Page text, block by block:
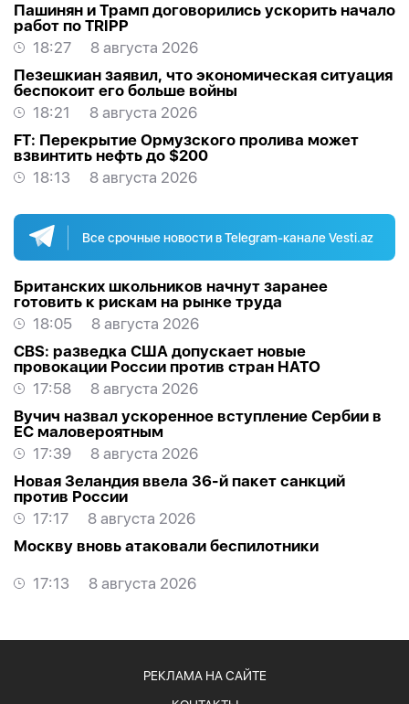
Пашинян и Трамп договорились ускорить начало
работ по TRIPP
18:27
8 августа 2026
Пезешкиан заявил, что экономическая ситуация
беспокоит его больше войны
18:21
8 августа 2026
FT: Перекрытие Ормузского пролива может
взвинтить нефть до $200
18:13
8 августа 2026
Все срочные новости в Telegram-канале Vesti.az
Британских школьников начнут заранее
готовить к рискам на рынке труда
18:05
8 августа 2026
CBS: разведка США допускает новые
провокации России против стран НАТО
17:58
8 августа 2026
Вучич назвал ускоренное вступление Сербии в
ЕС маловероятным
17:39
8 августа 2026
Новая Зеландия ввела 36-й пакет санкций
против России
17:17
8 августа 2026
Москву вновь атаковали беспилотники
17:13 8 августа 2026
РЕКЛАМА НА САЙТЕ